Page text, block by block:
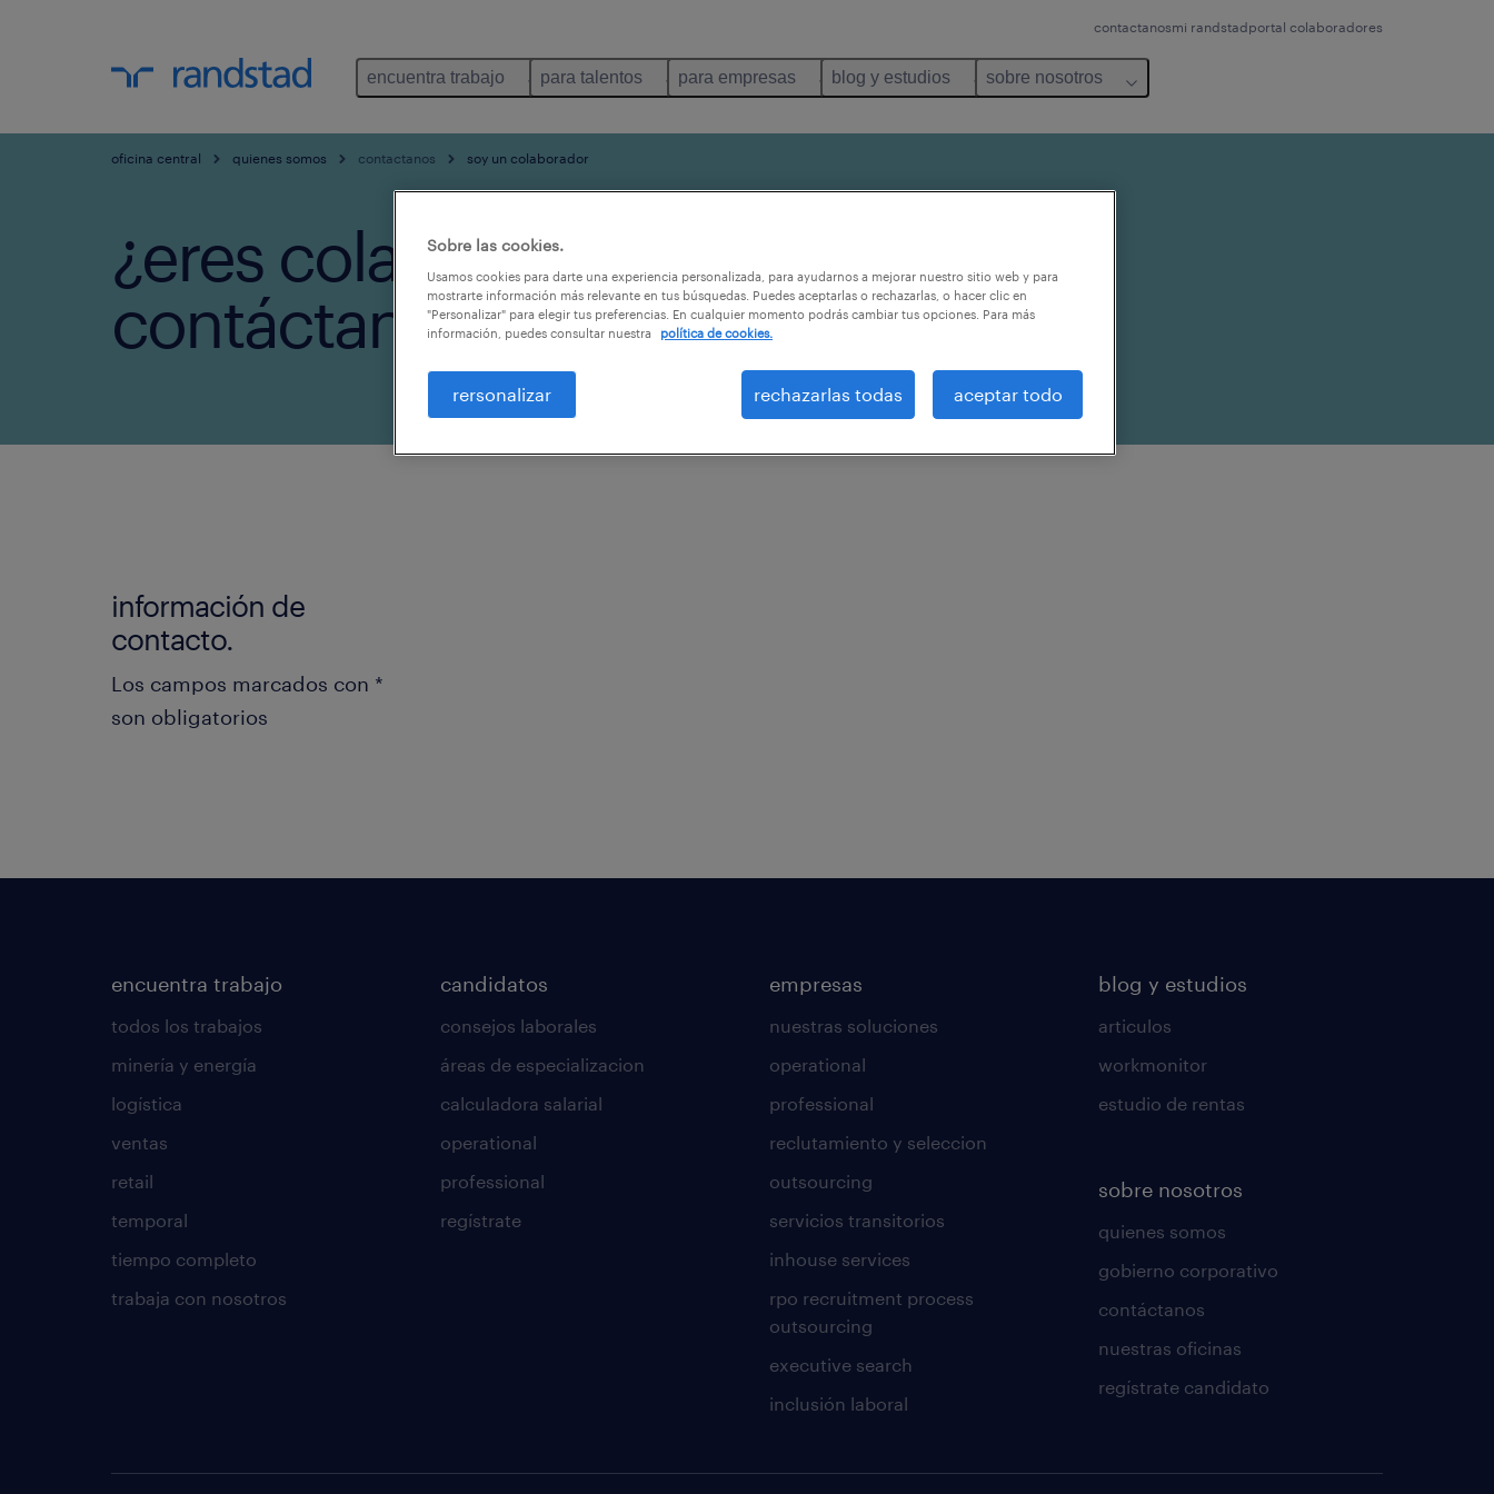
contactanosmi randstadportal colaboradores
encuentra trabajo para talentos para empresas blog y estudios sobre nosotros
oficina central quienes somos contactanos soy un colaborador
¿eres colaborador?
contáctanos.
información de
contacto.
Los campos marcados con *
son obligatorios
encuentra trabajo
todos los trabajos
minería y energía
logística
ventas
retail
temporal
tiempo completo
trabaja con nosotros
candidatos
consejos laborales
áreas de especializacion
calculadora salarial
operational
professional
regístrate
empresas
nuestras soluciones
operational
professional
reclutamiento y seleccion
outsourcing
servicios transitorios
inhouse services
rpo recruitment process
outsourcing
executive search
inclusión laboral
blog y estudios
articulos
workmonitor
estudio de rentas
sobre nosotros
quienes somos
gobierno corporativo
contáctanos
nuestras oficinas
regístrate candidato
Sobre las cookies.
Usamos cookies para darte una experiencia personalizada, para ayudarnos a mejorar nuestro sitio web y para
mostrarte información más relevante en tus búsquedas. Puedes aceptarlas o rechazarlas, o hacer clic en
"Personalizar" para elegir tus preferencias. En cualquier momento podrás cambiar tus opciones. Para más
información, puedes consultar nuestra
política de cookies.
rersonalizar rechazarlas todas aceptar todo